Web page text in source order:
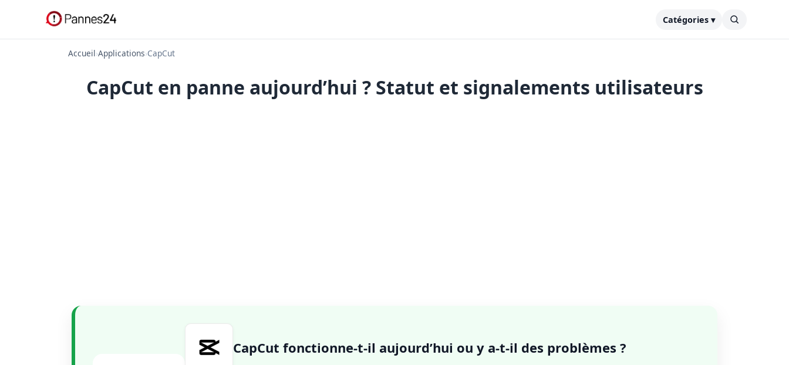
Catégories ▾
Accueil›Applications›CapCut
CapCut en panne aujourd’hui ? Statut et signalements utilisateurs
CapCut fonctionne-t-il aujourd’hui ou y a-t-il des problèmes ?